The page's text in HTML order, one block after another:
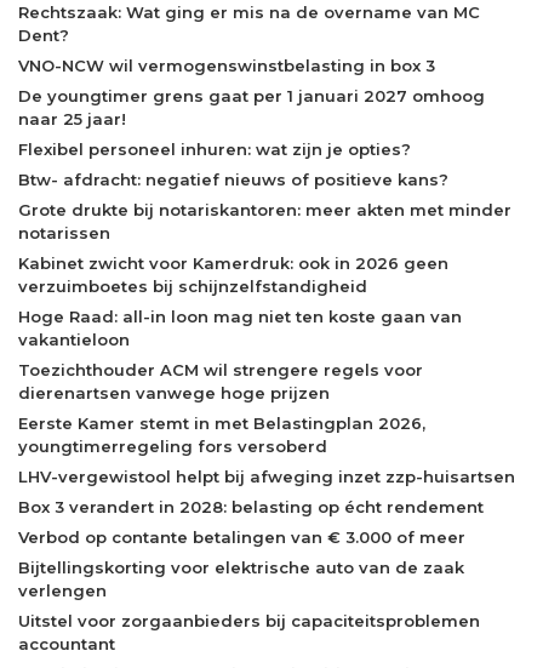
Rechtszaak: Wat ging er mis na de overname van MC
Dent?
VNO-NCW wil vermogenswinstbelasting in box 3
De youngtimer grens gaat per 1 januari 2027 omhoog
naar 25 jaar!
Flexibel personeel inhuren: wat zijn je opties?
Btw- afdracht: negatief nieuws of positieve kans?
Grote drukte bij notariskantoren: meer akten met minder
notarissen
Kabinet zwicht voor Kamerdruk: ook in 2026 geen
verzuimboetes bij schijnzelfstandigheid
Hoge Raad: all-in loon mag niet ten koste gaan van
vakantieloon
Toezichthouder ACM wil strengere regels voor
dierenartsen vanwege hoge prijzen
Eerste Kamer stemt in met Belastingplan 2026,
youngtimerregeling fors versoberd
LHV-vergewistool helpt bij afweging inzet zzp-huisartsen
Box 3 verandert in 2028: belasting op écht rendement
Verbod op contante betalingen van € 3.000 of meer
Bijtellingskorting voor elektrische auto van de zaak
verlengen
Uitstel voor zorgaanbieders bij capaciteitsproblemen
accountant